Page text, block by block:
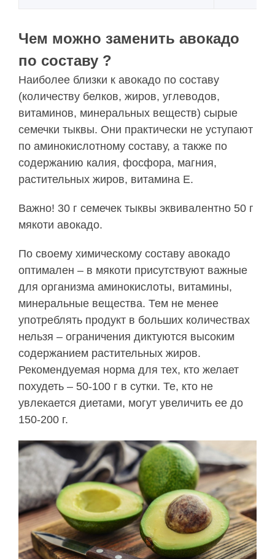
Чем можно заменить авокадо
по составу ?
Наиболее близки к авокадо по составу
(количеству белков, жиров, углеводов,
витаминов, минеральных веществ) сырые
семечки тыквы. Они практически не уступают
по аминокислотному составу, а также по
содержанию калия, фосфора, магния,
растительных жиров, витамина Е.
Важно! 30 г семечек тыквы эквивалентно 50 г
мякоти авокадо.
По своему химическому составу авокадо
оптимален – в мякоти присутствуют важные
для организма аминокислоты, витамины,
минеральные вещества. Тем не менее
употреблять продукт в больших количествах
нельзя – ограничения диктуются высоким
содержанием растительных жиров.
Рекомендуемая норма для тех, кто желает
похудеть – 50-100 г в сутки. Те, кто не
увлекается диетами, могут увеличить ее до
150-200 г.